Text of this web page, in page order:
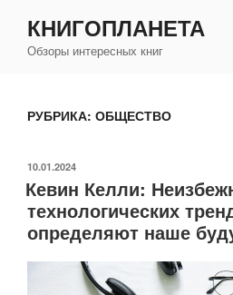
содержимому
КНИГОПЛАНЕТА
Обзоры интересных книг
РУБРИКА: ОБЩЕСТВО
ОПУБЛИКОВАНО
10.01.2024
Кевин Келли:
технологических
определяют наше